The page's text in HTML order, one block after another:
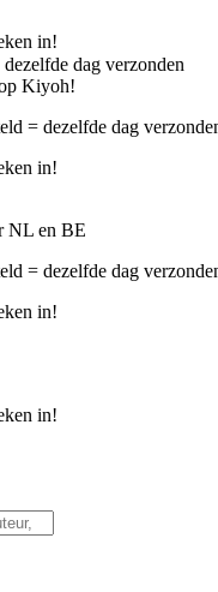
in!
dag verzonden
Kiyoh!
= dezelfde dag
in!
NL en BE
= dezelfde dag
in!
in!